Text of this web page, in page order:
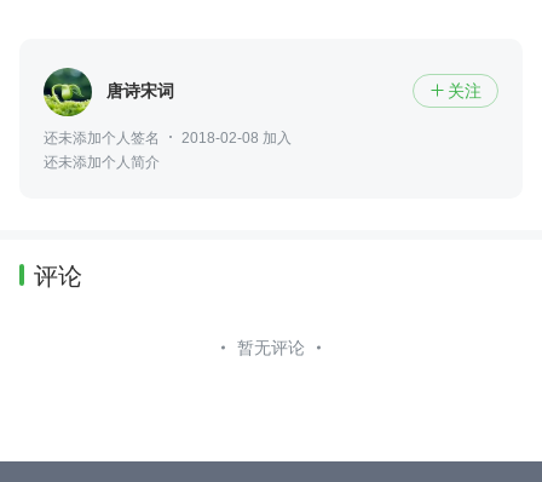
唐诗宋词  关注
还未添加个人签名
2018-02-08 加入
还未添加个人简介
评论
暂无评论